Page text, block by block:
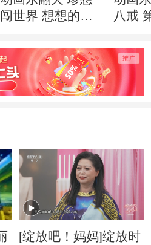
闯世界 想想的反
八戒
[绽放吧！妈妈]绽放时